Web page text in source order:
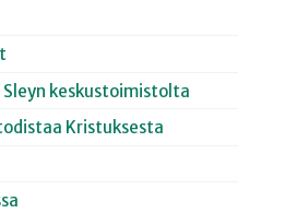
keskustoimistolta
Kristuksesta